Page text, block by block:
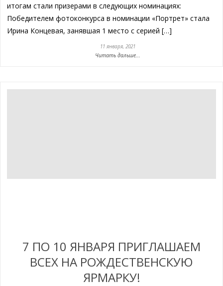
итогам стали призерами в следующих номинациях:
Победителем фотоконкурса в номинации «Портрет» стала
Ирина Концевая, занявшая 1 место с серией […]
11 января, 2021
Читать дальше...
7 ПО 10 ЯНВАРЯ ПРИГЛАШАЕМ
ВСЕХ НА РОЖДЕСТВЕНСКУЮ
ЯРМАРКУ!